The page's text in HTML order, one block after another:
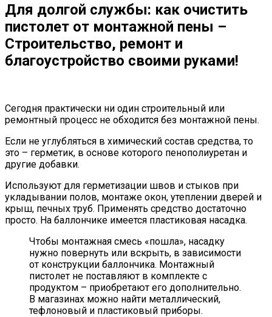
Для долгой службы: как очистить
пистолет от монтажной пены –
Строительство, ремонт и
благоустройство своими руками!
Сегодня практически ни один строительный или
ремонтный процесс не обходится без монтажной пены.
Если не углубляться в химический состав средства, то
это – герметик, в основе которого пенополиуретан и
другие добавки.
Используют для герметизации швов и стыков при
укладывании полов, монтаже окон, утеплении дверей и
крыш, печных труб. Применять средство достаточно
просто. На баллончике имеется пластиковая насадка.
Чтобы монтажная смесь «пошла», насадку
нужно повернуть или вскрыть, в зависимости
от конструкции баллончика. Монтажный
пистолет не поставляют в комплекте с
продуктом – приобретают его дополнительно.
В магазинах можно найти металлический,
тефлоновый и пластиковый приборы.